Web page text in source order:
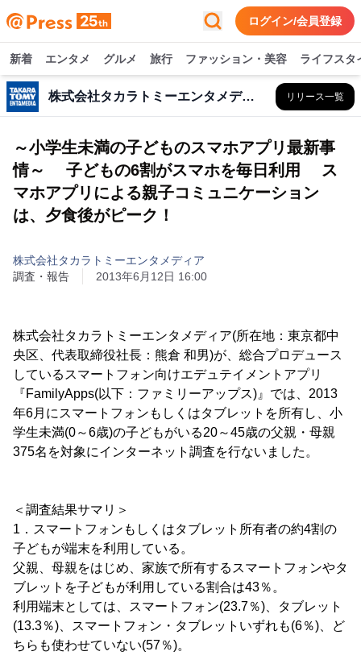
ログイン/会員登録
新着 エンタメ グルメ 旅行 ファッション・美容 ライフスタ
株式会社タカラトミーエンタメディア リリース一覧
～小学生未満の子どものスマホアプリ最新事
情～ 子どもの6割がスマホを毎日利用 ス
マホアプリによる親子コミュニケーション
は、夕食後がピーク！
株式会社タカラトミーエンタメディア
調査・報告
2013年6月12日 16:00
株式会社タカラトミーエンタメディア(所在地：東京都中
央区、代表取締役社長：熊倉 和男)が、総合プロデュース
しているスマートフォン向けエデュテイメントアプリ
『FamilyApps(以下：ファミリーアップス)』では、2013
年6月にスマートフォンもしくはタブレットを所有し、小
学生未満(0～6歳)の子どもがいる20～45歳の父親・母親
375名を対象にインターネット調査を行ないました。
＜調査結果サマリ＞
1．スマートフォンもしくはタブレット所有者の約4割の
子どもが端末を利用している。
父親、母親をはじめ、家族で所有するスマートフォンやタ
ブレットを子どもが利用している割合は43％。
利用端末としては、スマートフォン(23.7％)、タブレット
(13.3％)、スマートフォン・タブレットいずれも(6％)、ど
ちらも使わせていない(57％)。